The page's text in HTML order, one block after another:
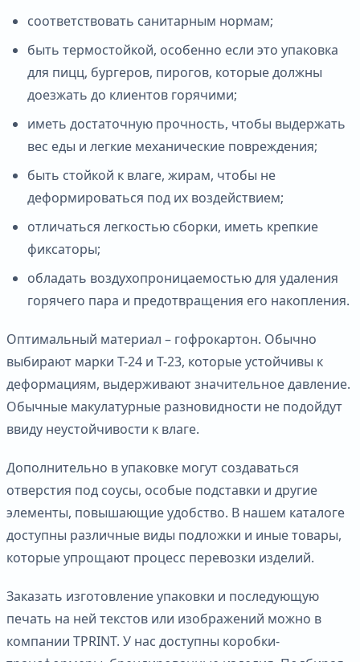
соответствовать санитарным нормам;
быть термостойкой, особенно если это упаковка
для пицц, бургеров, пирогов, которые должны
доезжать до клиентов горячими;
иметь достаточную прочность, чтобы выдержать
вес еды и легкие механические повреждения;
быть стойкой к влаге, жирам, чтобы не
деформироваться под их воздействием;
отличаться легкостью сборки, иметь крепкие
фиксаторы;
обладать воздухопроницаемостью для удаления
горячего пара и предотвращения его накопления.
Оптимальный материал – гофрокартон. Обычно
выбирают марки Т-24 и Т-23, которые устойчивы к
деформациям, выдерживают значительное давление.
Обычные макулатурные разновидности не подойдут
ввиду неустойчивости к влаге.
Дополнительно в упаковке могут создаваться
отверстия под соусы, особые подставки и другие
элементы, повышающие удобство. В нашем каталоге
доступны различные виды подложки и иные товары,
которые упрощают процесс перевозки изделий.
Заказать изготовление упаковки и последующую
печать на ней текстов или изображений можно в
компании TPRINT. У нас доступны коробки-